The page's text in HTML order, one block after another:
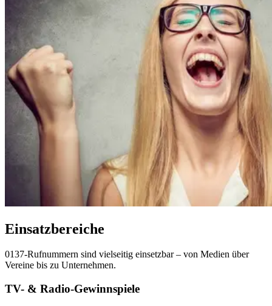
Einsatzbereiche
0137-Rufnummern sind vielseitig einsetzbar – von Medien über
Vereine bis zu Unternehmen.
TV- & Radio-Gewinnspiele